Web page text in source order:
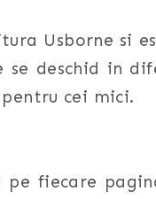
Usborne si
se deschid in
cei mici.
fiecare